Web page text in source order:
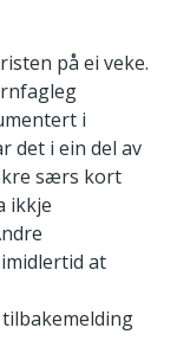
på ei veke.
i
det i ein del av
særs kort
ikkje
at